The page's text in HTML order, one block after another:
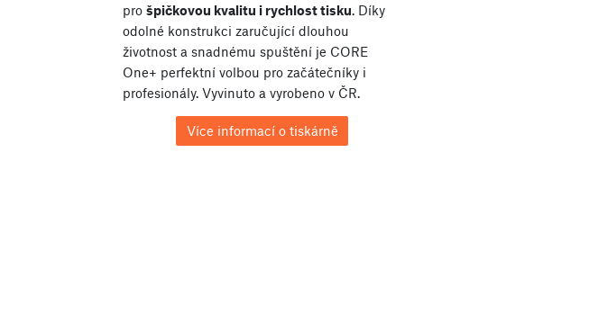
pro špičkovou kvalitu i rychlost tisku. Díky
odolné konstrukci zaručující dlouhou
životnost a snadnému spuštění je CORE
One+ perfektní volbou pro začátečníky i
profesionály. Vyvinuto a vyrobeno v ČR.
Více informací o tiskárně